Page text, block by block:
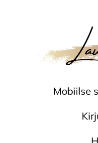
Mobiilse